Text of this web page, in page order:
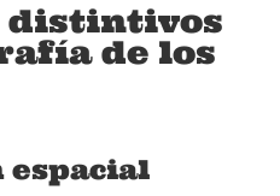
distintivos
de los